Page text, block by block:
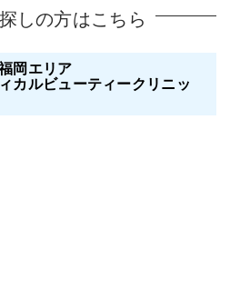
しの方はこちら
岡エリア
カルビューティークリニッ